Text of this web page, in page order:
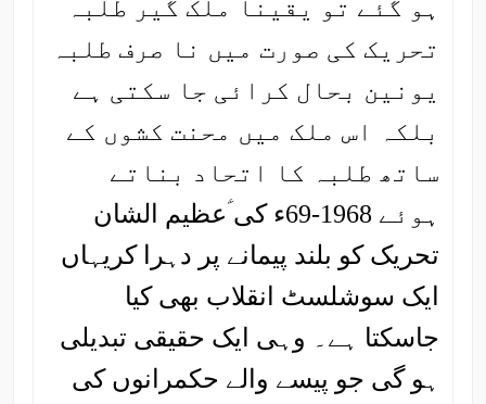
ہو گئے تو یقینا ملک گیر طلبہ
تحریک کی صورت میں نا صرف طلبہ
یونین بحال کرائی جا سکتی ہے
بلکہ اس ملک میں محنت کشوں کے
ساتھ طلبہ کا اتحاد بناتے
ہوئے 1968-69ء کی ؑعظیم الشان
تحریک کو بلند پیمانے پر دہرا کریہاں
ایک سوشلسٹ انقلاب بھی کیا
جاسکتا ہے۔ وہی ایک حقیقی تبدیلی
ہو گی جو پیسے والے حکمرانوں کی